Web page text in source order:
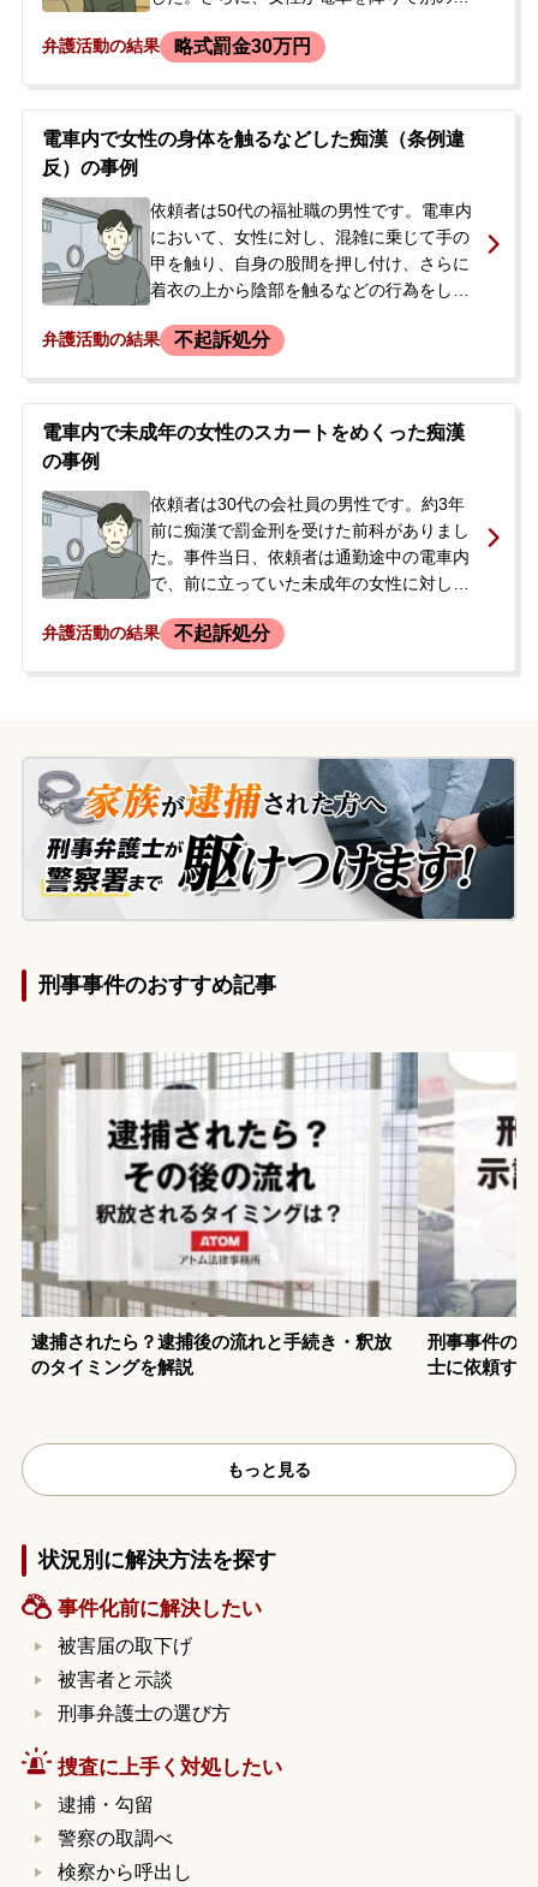
ましたが、途中でやめました。事件から約1
り、出頭を求められました。依頼者には過
去にも痴漢の前歴があったため、逮捕され
安を感じ、警察に出頭する前に当事務所へ
相談に来られました。
弁護活動の結果 略式罰金30万円
電車内で女性の身体を触るなどした痴漢（条例違
反）の事例
依頼者は50代の福祉職の男性です。電車内
において、女性に対し、混雑に乗じて手の
甲を触り、自身の股間を押し付け、さらに
着衣の上から陰部を触るなどの行為をしま
を通じて警察に引き渡されました。依頼者
されました。過去に同種の痴漢行為で2度の
前歴があったため、刑事処分が重くなるこ
連絡を受けたことをきっかけに、今後の手
続きへの不安から当事務所へ相談に来られ
ました。
弁護活動の結果 不起訴処分
電車内で未成年の女性のスカートをめくった痴漢
の事例
依頼者は30代の会社員の男性です。約3年
前に痴漢で罰金刑を受けた前科がありまし
た。事件当日、依頼者は通勤途中の電車内
で、前に立っていた未成年の女性に対し、
迷惑防止条例違反の容疑で現行犯逮捕され
弁護活動の結果 不起訴処分
刑事事件のおすすめ記事
逮捕されたら？逮捕後の流れと手続き・釈放
のタイミングを解説
刑事事件の
士に依頼す
もっと見る
状況別に解決方法を探す
事件化前に解決したい
被害届の取下げ
被害者と示談
刑事弁護士の選び方
捜査に上手く対処したい
逮捕・勾留
警察の取調べ
検察から呼出し